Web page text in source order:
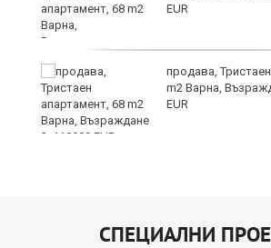
EUR
продава,
m2 Варна,
EUR
СПЕЦИАЛНИ